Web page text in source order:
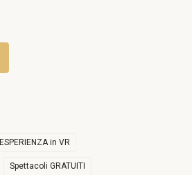
ESPERIENZA in VR
Spettacoli GRATUITI